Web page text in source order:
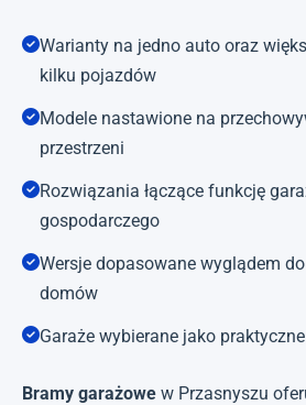
Warianty na jedno auto oraz
kilku pojazdów
Modele nastawione na
przestrzeni
Rozwiązania łączące funkcję
gospodarczego
Wersje dopasowane wyglądem
domów
Garaże wybierane jako
Bramy garażowe w Przasnyszu